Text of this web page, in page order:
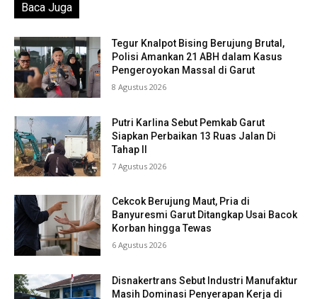
Baca Juga
Tegur Knalpot Bising Berujung Brutal,
Polisi Amankan 21 ABH dalam Kasus
Pengeroyokan Massal di Garut
8 Agustus 2026
Putri Karlina Sebut Pemkab Garut
Siapkan Perbaikan 13 Ruas Jalan Di
Tahap II
7 Agustus 2026
Cekcok Berujung Maut, Pria di
Banyuresmi Garut Ditangkap Usai Bacok
Korban hingga Tewas
6 Agustus 2026
Disnakertrans Sebut Industri Manufaktur
Masih Dominasi Penyerapan Kerja di